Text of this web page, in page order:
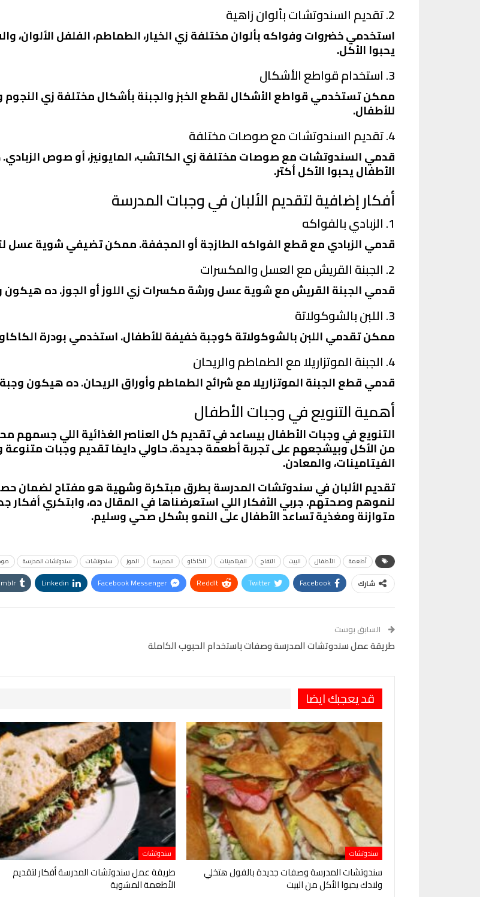
2. تقديم السندوتشات بألوان زاهية
استخدمي خضروات وفواكه بألوان مختلفة زي الخيار، الطماطم، الفلفل الألوان،
يحبوا الأكل.
3. استخدام قواطع الأشكال
ممكن تستخدمي قواطع الأشكال لقطع الخبز والجبنة بأشكال مختلفة زي النجوم
للأطفال.
4. تقديم السندوتشات مع صوصات مختلفة
قدمي السندوتشات مع صوصات مختلفة زي الكاتشب، المايونيز، أو صوص
الأطفال يحبوا الأكل أكتر.
أفكار إضافية لتقديم الألبان في وجبات المدرسة
1. الزبادي بالفواكه
قدمي الزبادي مع قطع الفواكه الطازجة أو المجففة. ممكن تضيفي شوية عسل
2. الجبنة القريش مع العسل والمكسرات
قدمي الجبنة القريش مع شوية عسل ورشة مكسرات زي اللوز أو الجوز. ده هيكون
3. اللبن بالشوكولاتة
ممكن تقدمي اللبن بالشوكولاتة كوجبة خفيفة للأطفال. استخدمي بودرة الكاكاو
4. الجبنة الموتزاريلا مع الطماطم والريحان
قدمي قطع الجبنة الموتزاريلا مع شرائح الطماطم وأوراق الريحان. ده هيكون
أهمية التنويع في وجبات الأطفال
التنويع في وجبات الأطفال بيساعد في تقديم كل العناصر الغذائية اللي جسمهم
من الأكل وبيشجعهم على تجربة أطعمة جديدة. حاولي دايمًا تقديم وجبات متنوعة
الفيتامينات، والمعادن.
تقديم الألبان في سندوتشات المدرسة بطرق مبتكرة وشهية هو مفتاح لضمان
لنموهم وصحتهم. جربي الأفكار اللي استعرضناها في المقال ده، وابتكري
متوازنة ومغذية تساعد الأطفال على النمو بشكل صحي وسليم.
أطعمة الأطفال البيت التفاح الفيتامينات الكاكاو المدرسة الموز سندوتشات سندوتشات المدرسة
شارك Facebook
Twitter
ReddIt
Facebook Messenger
Linkedin
السابق بوست
طريقة عمل سندوتشات المدرسة وصفات باستخدام الحبوب الكاملة
قد يعجبك ايضا
سندوتشات
سندوتشات المدرسة وصفات جديدة بالفول هتخلي
ولادك يحبوا الأكل من البيت
سندوتشات
طريقة عمل سندوتشات المدرسة أفكار لتقديم
الأطعمة المشوية